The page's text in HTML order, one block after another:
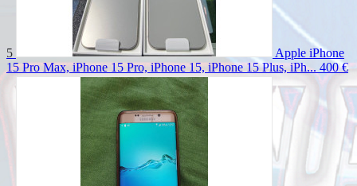
5
Apple iPhone
15 Pro Max, iPhone 15 Pro, iPhone 15, iPhone 15 Plus, iPh... 400 €